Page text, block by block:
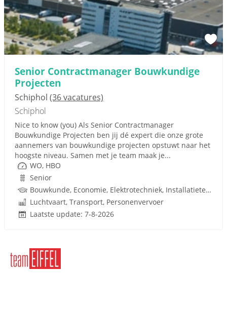
Senior Contractmanager Bouwkundige
Projecten
Schiphol (36 vacatures)
Schiphol
Nice to know (you) Als Senior Contractmanager
Bouwkundige Projecten ben jij dé expert die onze grote
aannemers van bouwkundige projecten opstuwt naar het
hoogste niveau. Samen met je team maak je...
WO, HBO
Senior
Bouwkunde, Economie, Elektrotechniek, Installatietechniek, Technische Bedrijfskunde, Werktuigbouwkunde, Bedrijfskunde, Maatschappij
Luchtvaart, Transport, Personenvervoer
Laatste update: 7-8-2026